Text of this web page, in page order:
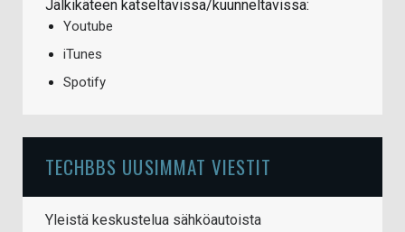
Jälkikäteen katseltavissa/kuunneltavissa:
Youtube
iTunes
Spotify
TECHBBS UUSIMMAT VIESTIT
Yleistä keskustelua sähköautoista